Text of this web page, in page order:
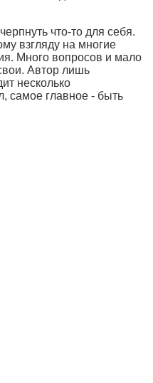
что-то для себя.
взгляду на многие
Много вопросов и мало
Автор лишь
несколько
самое главное - быть